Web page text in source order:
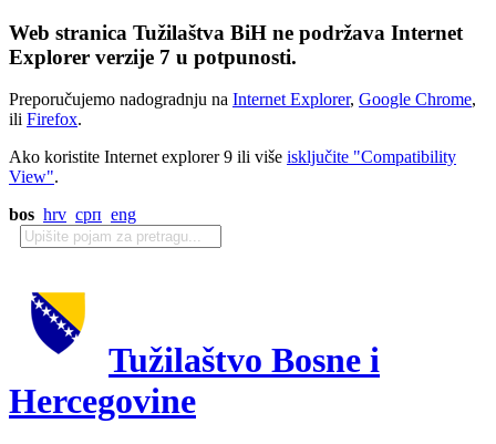
Web stranica Tužilaštva BiH ne podržava Internet
Explorer verzije 7 u potpunosti.
Preporučujemo nadogradnju na Internet Explorer, Google Chrome,
ili Firefox.
Ako koristite Internet explorer 9 ili više isključite "Compatibility
View".
bos hrv срп eng
Tužilaštvo Bosne i
Hercegovine